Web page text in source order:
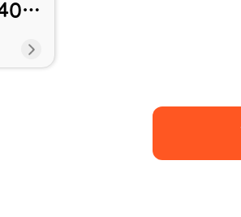
ヨーロッパ40ヵ国周遊